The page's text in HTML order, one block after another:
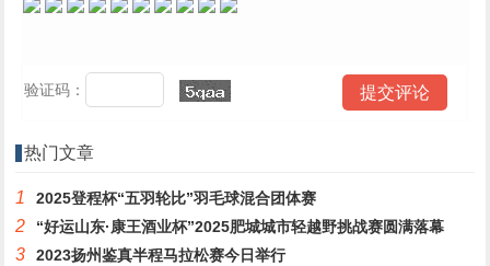
验证码：
热门文章
1 2025登程杯“五羽轮比”羽毛球混合团体赛
2 “好运山东·康王酒业杯”2025肥城城市轻越野挑战赛圆满落幕
3
2023扬州鉴真半程马拉松赛今日举行